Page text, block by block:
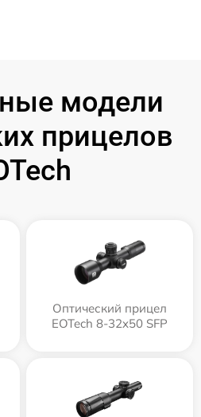
модели
прицелов
Оптический прицел
EOTech 8-32x50 SFP